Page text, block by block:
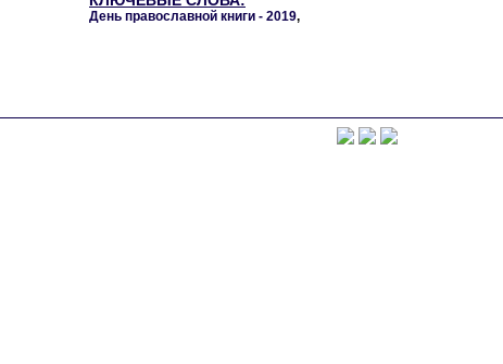
День православной книги - 2019,